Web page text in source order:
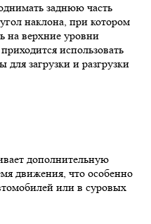
заднюю часть
наклона, при котором
на верхние уровни
использовать
загрузки и разгрузки
дополнительную
движения, что особенно
или в суровых